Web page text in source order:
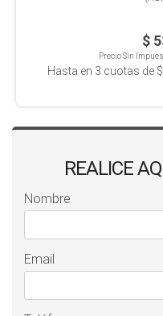
$
Precio Sin
Hasta en 3 cuotas de
REALICE
Nombre
Email